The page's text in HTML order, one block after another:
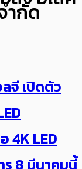
ำกัด
จี เปิดตัว
4K LED
8 มีนาคมนี้